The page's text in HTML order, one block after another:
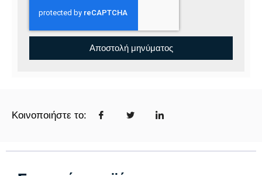
Αποστολή μηνύματος
Κοινοποιήστε το: